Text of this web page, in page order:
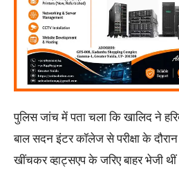
पुलिस जांच में पता चला कि खालिद ने
बाल सदन इंटर कॉलेज से परीक्षा के
खींचकर व्हाट्सएप के जरिए बाहर भेजी